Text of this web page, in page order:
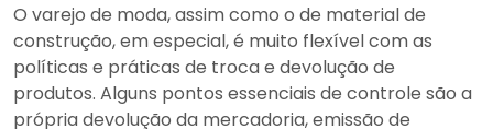
O varejo de moda, assim como o de material de
construção, em especial, é muito flexível com as
políticas e práticas de troca e devolução de
produtos. Alguns pontos essenciais de controle são a
própria devolução da mercadoria, emissão de